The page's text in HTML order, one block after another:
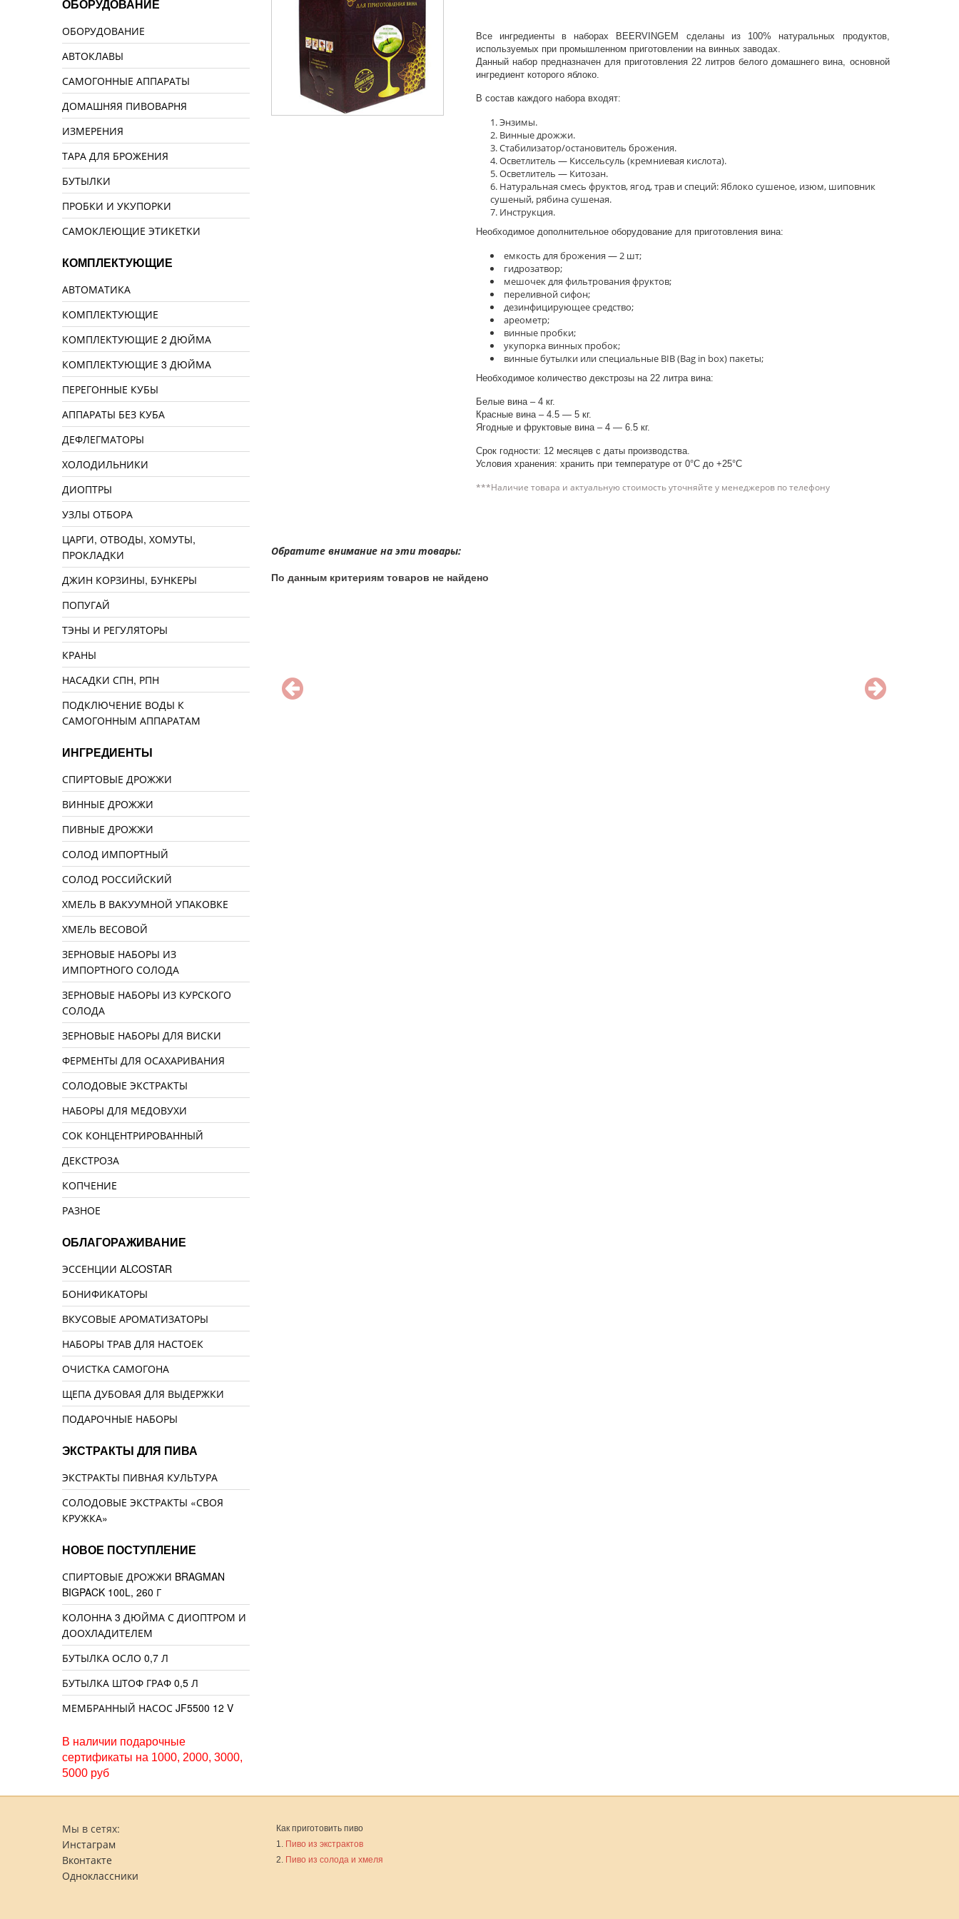
Все ингредиенты в наборах BEERVINGEM сделаны из 100% натуральных продуктов,
используемых при промышленном приготовлении на винных заводах.
Данный набор предназначен для приготовления 22 литров белого домашнего вина, основной
ингредиент которого яблоко.
В состав каждого набора входят:
Энзимы.
Винные дрожжи.
Стабилизатор/остановитель брожения.
Осветлитель — Киссельсуль (кремниевая кислота).
Осветлитель — Китозан.
Натуральная смесь фруктов, ягод, трав и специй: Яблоко сушеное, изюм, шиповник
сушеный, рябина сушеная.
Инструкция.
Необходимое дополнительное оборудование для приготовления вина:
емкость для брожения — 2 шт;
гидрозатвор;
мешочек для фильтрования фруктов;
переливной сифон;
дезинфицирующее средство;
ареометр;
винные пробки;
укупорка винных пробок;
винные бутылки или специальные BIB (Bag in box) пакеты;
Необходимое количество декстрозы на 22 литра вина:
Белые вина – 4 кг.
Красные вина – 4.5 — 5 кг.
Ягодные и фруктовые вина – 4 — 6.5 кг.
Срок годности: 12 месяцев с даты производства.
Условия хранения: хранить при температуре от 0°C до +25°C
***Наличие товара и актуальную стоимость уточняйте у менеджеров по телефону
Обратите внимание на эти товары:
По данным критериям товаров не найдено
ОБОРУДОВАНИЕ
ОБОРУДОВАНИЕ
АВТОКЛАВЫ
САМОГОННЫЕ АППАРАТЫ
ДОМАШНЯЯ ПИВОВАРНЯ
ИЗМЕРЕНИЯ
ТАРА ДЛЯ БРОЖЕНИЯ
БУТЫЛКИ
ПРОБКИ И УКУПОРКИ
САМОКЛЕЮЩИЕ ЭТИКЕТКИ
КОМПЛЕКТУЮЩИЕ
АВТОМАТИКА
КОМПЛЕКТУЮЩИЕ
КОМПЛЕКТУЮЩИЕ 2 ДЮЙМА
КОМПЛЕКТУЮЩИЕ 3 ДЮЙМА
ПЕРЕГОННЫЕ КУБЫ
АППАРАТЫ БЕЗ КУБА
ДЕФЛЕГМАТОРЫ
ХОЛОДИЛЬНИКИ
ДИОПТРЫ
УЗЛЫ ОТБОРА
ЦАРГИ, ОТВОДЫ, ХОМУТЫ,
ПРОКЛАДКИ
ДЖИН КОРЗИНЫ, БУНКЕРЫ
ПОПУГАЙ
ТЭНЫ И РЕГУЛЯТОРЫ
КРАНЫ
НАСАДКИ СПН, РПН
ПОДКЛЮЧЕНИЕ ВОДЫ К
САМОГОННЫМ АППАРАТАМ
ИНГРЕДИЕНТЫ
СПИРТОВЫЕ ДРОЖЖИ
ВИННЫЕ ДРОЖЖИ
ПИВНЫЕ ДРОЖЖИ
СОЛОД ИМПОРТНЫЙ
СОЛОД РОССИЙСКИЙ
ХМЕЛЬ В ВАКУУМНОЙ УПАКОВКЕ
ХМЕЛЬ ВЕСОВОЙ
ЗЕРНОВЫЕ НАБОРЫ ИЗ
ИМПОРТНОГО СОЛОДА
ЗЕРНОВЫЕ НАБОРЫ ИЗ КУРСКОГО
СОЛОДА
ЗЕРНОВЫЕ НАБОРЫ ДЛЯ ВИСКИ
ФЕРМЕНТЫ ДЛЯ ОСАХАРИВАНИЯ
СОЛОДОВЫЕ ЭКСТРАКТЫ
НАБОРЫ ДЛЯ МЕДОВУХИ
СОК КОНЦЕНТРИРОВАННЫЙ
ДЕКСТРОЗА
КОПЧЕНИЕ
РАЗНОЕ
ОБЛАГОРАЖИВАНИЕ
ЭССЕНЦИИ ALCOSTAR
БОНИФИКАТОРЫ
ВКУСОВЫЕ АРОМАТИЗАТОРЫ
НАБОРЫ ТРАВ ДЛЯ НАСТОЕК
ОЧИСТКА САМОГОНА
ЩЕПА ДУБОВАЯ ДЛЯ ВЫДЕРЖКИ
ПОДАРОЧНЫЕ НАБОРЫ
ЭКСТРАКТЫ ДЛЯ ПИВА
ЭКСТРАКТЫ ПИВНАЯ КУЛЬТУРА
СОЛОДОВЫЕ ЭКСТРАКТЫ «СВОЯ
КРУЖКА»
НОВОЕ ПОСТУПЛЕНИЕ
СПИРТОВЫЕ ДРОЖЖИ BRAGMAN
BIGPACK 100L, 260 Г
КОЛОННА 3 ДЮЙМА С ДИОПТРОМ И
ДООХЛАДИТЕЛЕМ
БУТЫЛКА ОСЛО 0,7 Л
БУТЫЛКА ШТОФ ГРАФ 0,5 Л
МЕМБРАННЫЙ НАСОС JF5500 12 V
В наличии подарочные
сертификаты на 1000, 2000, 3000,
5000 руб
Мы в сетях:
Инстаграм
Вконтакте
Одноклассники
Как приготовить пиво
1. Пиво из экстрактов
2. Пиво из солода и хмеля